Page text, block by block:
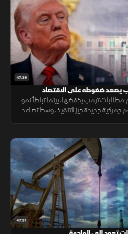
47:39
يصعد ضغوطه على الاقتصاد
مطالبات ترمب بخفضها، بينما تباطأ نمو
جمركية جديدة حيز التنفيذ، وسط تصاعد
47:31